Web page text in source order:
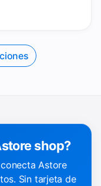
shop?
Astore
Sin tarjeta de